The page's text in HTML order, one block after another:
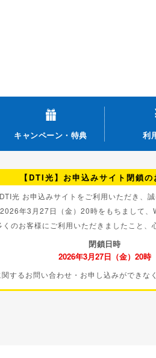
キャンペーン・特典 利
【DTI光】お申込みサイト閉鎖の
光 お申込みサイトをご利用いただき、誠
年3月27日（金）20時をもちまして、
くのお客様にご利用いただきましたこと、
閉鎖日時
2026年3月27日（金）20時
するお問い合わせ・お申し込みができな